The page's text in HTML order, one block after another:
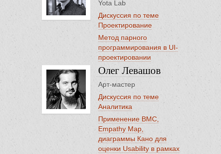
Yota Lab
Дискуссия по теме
Проектирование
Метод парного
программирования в UI-
проектировании
Олег Левашов
Арт-мастер
Дискуссия по теме
Аналитика
Применение BMC,
Empathy Map,
диаграммы Кано для
оценки Usability в рамках